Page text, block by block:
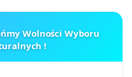
Wolności Wyboru
!